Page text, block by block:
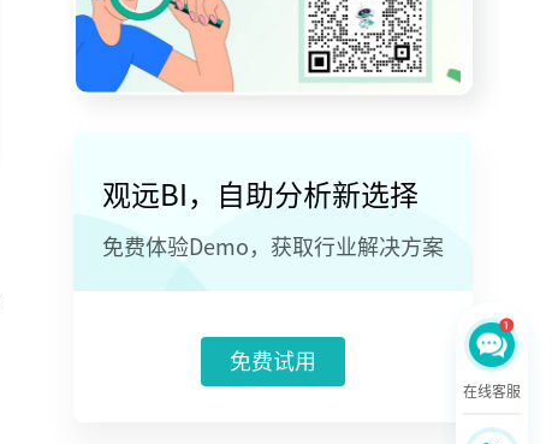
观远BI，自助分析新选择
免费体验Demo，获取行业解决方案
免费试用
在线客服